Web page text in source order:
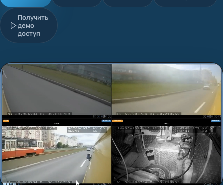
Получить
демо
доступ